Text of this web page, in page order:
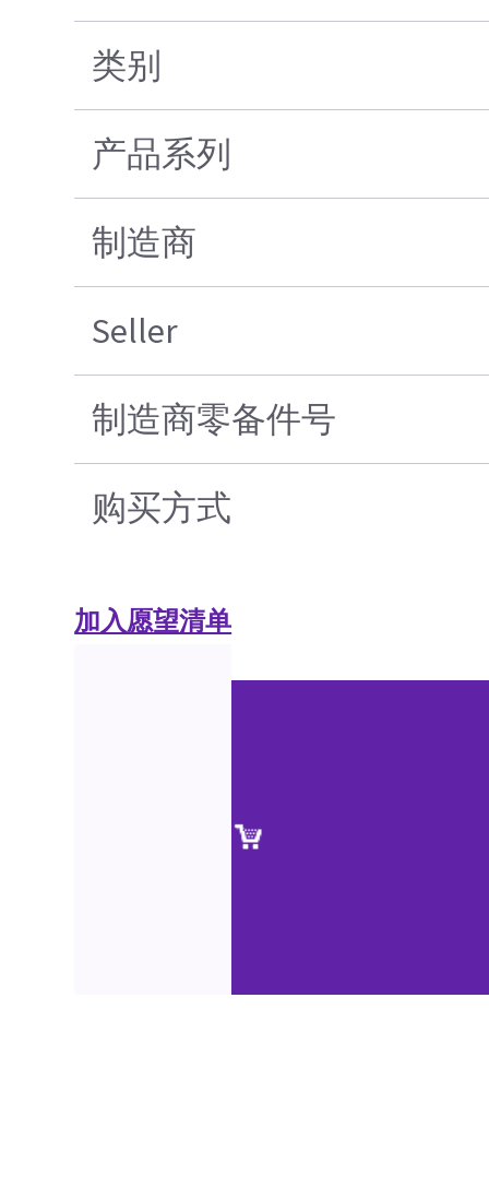
类别
产品系列
制造商
Seller
制造商零备件号
购买方式
加入愿望清单